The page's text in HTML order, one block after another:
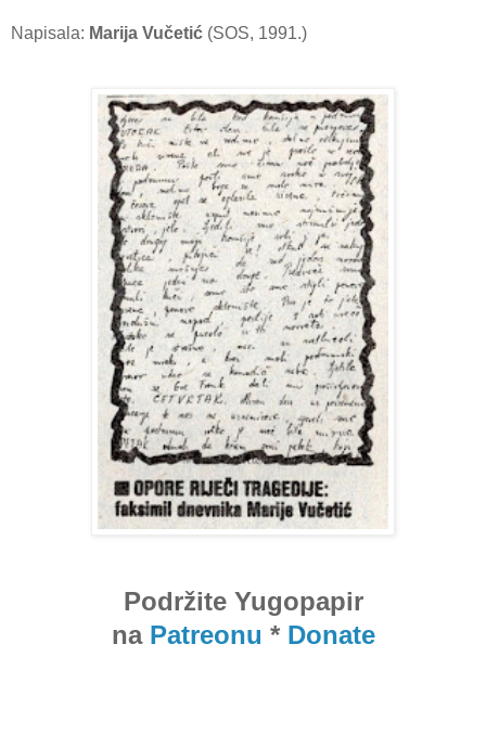
Napisala: Marija Vučetić (SOS, 1991.)
Podržite Yugopapir
na Patreonu * Donate